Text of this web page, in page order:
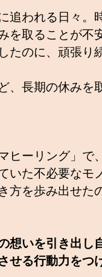
追われる日々
を取ることが不
たのに、頑張
、長期の休み
ヒーリング」で
いた不必要なモ
方を歩み出せた
想いを引き出し
せる行動力をつ